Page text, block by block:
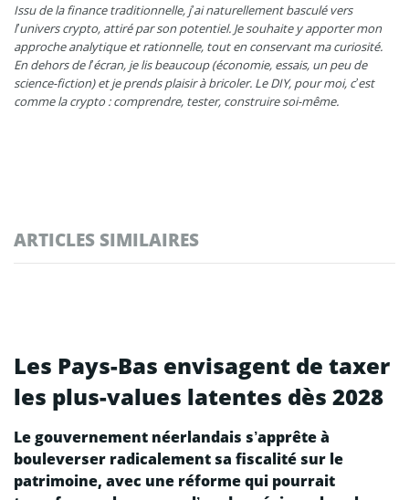
Issu de la finance traditionnelle, j’ai naturellement basculé vers
l’univers crypto, attiré par son potentiel. Je souhaite y apporter mon
approche analytique et rationnelle, tout en conservant ma curiosité.
En dehors de l’écran, je lis beaucoup (économie, essais, un peu de
science-fiction) et je prends plaisir à bricoler. Le DIY, pour moi, c’est
comme la crypto : comprendre, tester, construire soi-même.
ARTICLES SIMILAIRES
Les Pays-Bas envisagent de taxer
les plus-values latentes dès 2028
Le gouvernement néerlandais s’apprête à
bouleverser radicalement sa fiscalité sur le
patrimoine, avec une réforme qui pourrait